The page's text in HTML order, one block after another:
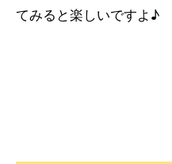
てみると楽しいですよ♪